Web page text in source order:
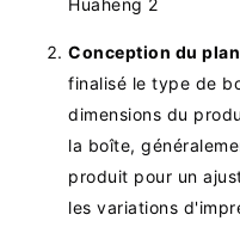
Conception du
finalisé le type de
dimensions du
la boîte,
produit pour un
les variations